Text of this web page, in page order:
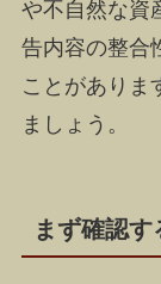
や不自然な資
告内容の整合
ことがありま
ましょう。
まず確認す